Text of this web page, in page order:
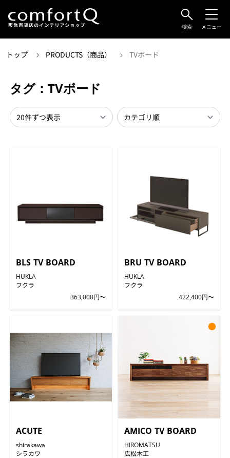
検索 メニュー
トップ PRODUCTS（商品） TVボード
タグ：TVボード
BLS TV BOARD
HUKLA
フクラ
363,000円〜
BRU TV BOARD
HUKLA
フクラ
422,400円〜
ACUTE
shirakawa
シラカワ
AMICO TV BOARD
HIROMATSU
広松木工
●